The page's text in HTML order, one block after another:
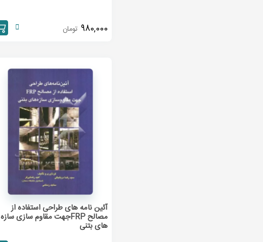
980,000 تومان
آئین نامه های طراحی استفاده از
مصالح FRPجهت مقاوم سازی سازه
های بتنی